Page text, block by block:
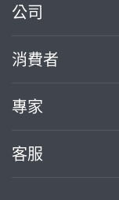
公司
消費者
專家
客服
繼續完成